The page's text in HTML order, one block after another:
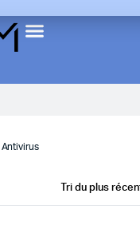
Antivirus